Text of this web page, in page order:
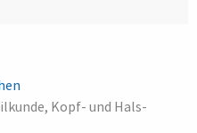
Kopf- und Hals-